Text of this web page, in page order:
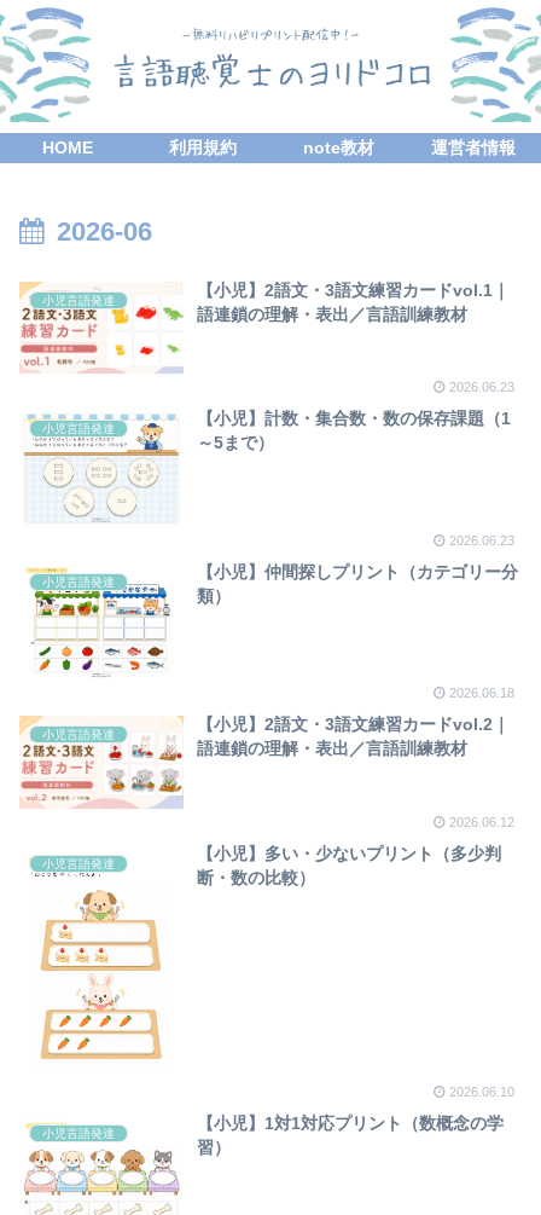
HOME 利用規約 note教材 運営者情報
2026-06
小児言語発達
【小児】2語文・3語文練習カードvol.1｜
語連鎖の理解・表出／言語訓練教材
2026.06.23
小児言語発達
【小児】計数・集合数・数の保存課題（1
～5まで）
2026.06.23
小児言語発達
【小児】仲間探しプリント（カテゴリー分
類）
2026.06.18
小児言語発達
【小児】2語文・3語文練習カードvol.2｜
語連鎖の理解・表出／言語訓練教材
2026.06.12
小児言語発達
【小児】多い・少ないプリント（多少判
断・数の比較）
2026.06.10
小児言語発達
【小児】1対1対応プリント（数概念の学
習）